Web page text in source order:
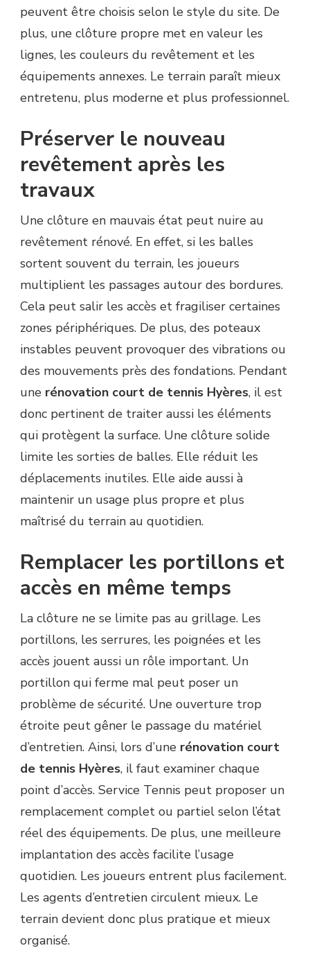
peuvent être choisis selon le style du site. De
plus, une clôture propre met en valeur les
lignes, les couleurs du revêtement et les
équipements annexes. Le terrain paraît mieux
entretenu, plus moderne et plus professionnel.
Préserver le nouveau
revêtement après les
travaux
Une clôture en mauvais état peut nuire au
revêtement rénové. En effet, si les balles
sortent souvent du terrain, les joueurs
multiplient les passages autour des bordures.
Cela peut salir les accès et fragiliser certaines
zones périphériques. De plus, des poteaux
instables peuvent provoquer des vibrations ou
des mouvements près des fondations. Pendant
une rénovation court de tennis Hyères, il est
donc pertinent de traiter aussi les éléments
qui protègent la surface. Une clôture solide
limite les sorties de balles. Elle réduit les
déplacements inutiles. Elle aide aussi à
maintenir un usage plus propre et plus
maîtrisé du terrain au quotidien.
Remplacer les portillons et
accès en même temps
La clôture ne se limite pas au grillage. Les
portillons, les serrures, les poignées et les
accès jouent aussi un rôle important. Un
portillon qui ferme mal peut poser un
problème de sécurité. Une ouverture trop
étroite peut gêner le passage du matériel
d’entretien. Ainsi, lors d’une rénovation court
de tennis Hyères, il faut examiner chaque
point d’accès. Service Tennis peut proposer un
remplacement complet ou partiel selon l’état
réel des équipements. De plus, une meilleure
implantation des accès facilite l’usage
quotidien. Les joueurs entrent plus facilement.
Les agents d’entretien circulent mieux. Le
terrain devient donc plus pratique et mieux
organisé.